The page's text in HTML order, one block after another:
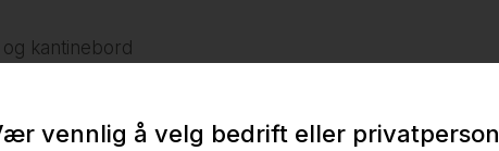
kantinebord
vennlig å velg bedrift eller privatperson